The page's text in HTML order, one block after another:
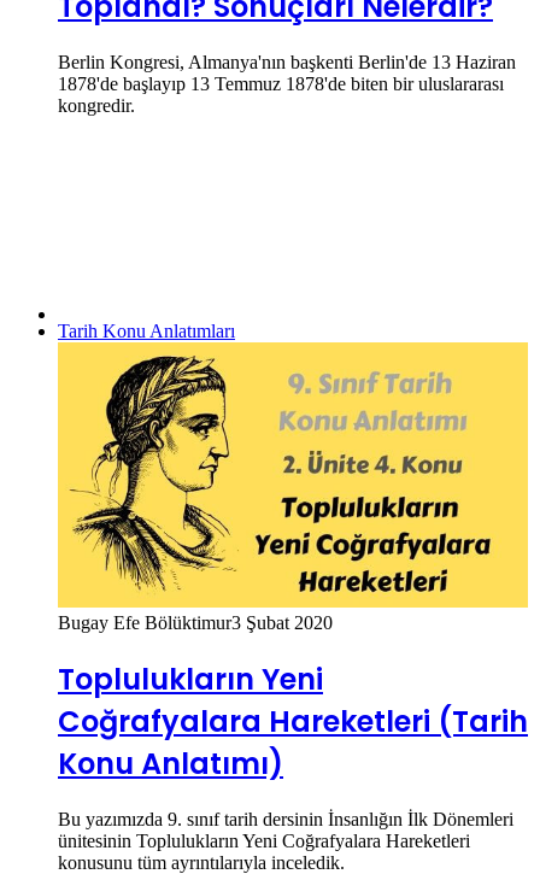
Berlin Kongresi, Almanya'nın başkenti Berlin'de 13 Haziran
1878'de başlayıp 13 Temmuz 1878'de biten bir uluslararası
kongredir.
Tarih Konu Anlatımları
Bugay Efe Bölüktimur3 Şubat 2020
Toplulukların Yeni
Coğrafyalara Hareketleri (Tarih
Konu Anlatımı)
Bu yazımızda 9. sınıf tarih dersinin İnsanlığın İlk Dönemleri
ünitesinin Toplulukların Yeni Coğrafyalara Hareketleri
konusunu tüm ayrıntılarıyla inceledik.